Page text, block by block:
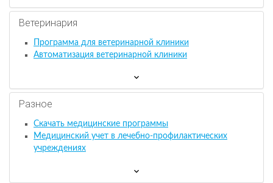
Ветеринария
Программа для ветеринарной клиники
Автоматизация ветеринарной клиники
Разное
Скачать медицинские программы
Медицинский учет в лечебно-профилактических
учреждениях